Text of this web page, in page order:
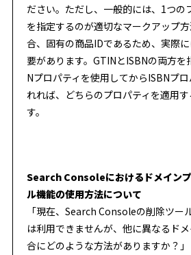
ださい。ただし、一般的には、1つの
を指定するのが適切なマークアップ
合、固有の商品IDであるため、実際
要があります。GTINとISBNの両方を
Nプロパティを使用してからISBNプ
れれば、どちらのプロパティを適用
す。
Search Consoleにおけるドメイン
ル機能の使用方法について
「現在、Search Consoleの削除ツー
は利用できませんが、他に異なるド
合にどのような方法がありますか？